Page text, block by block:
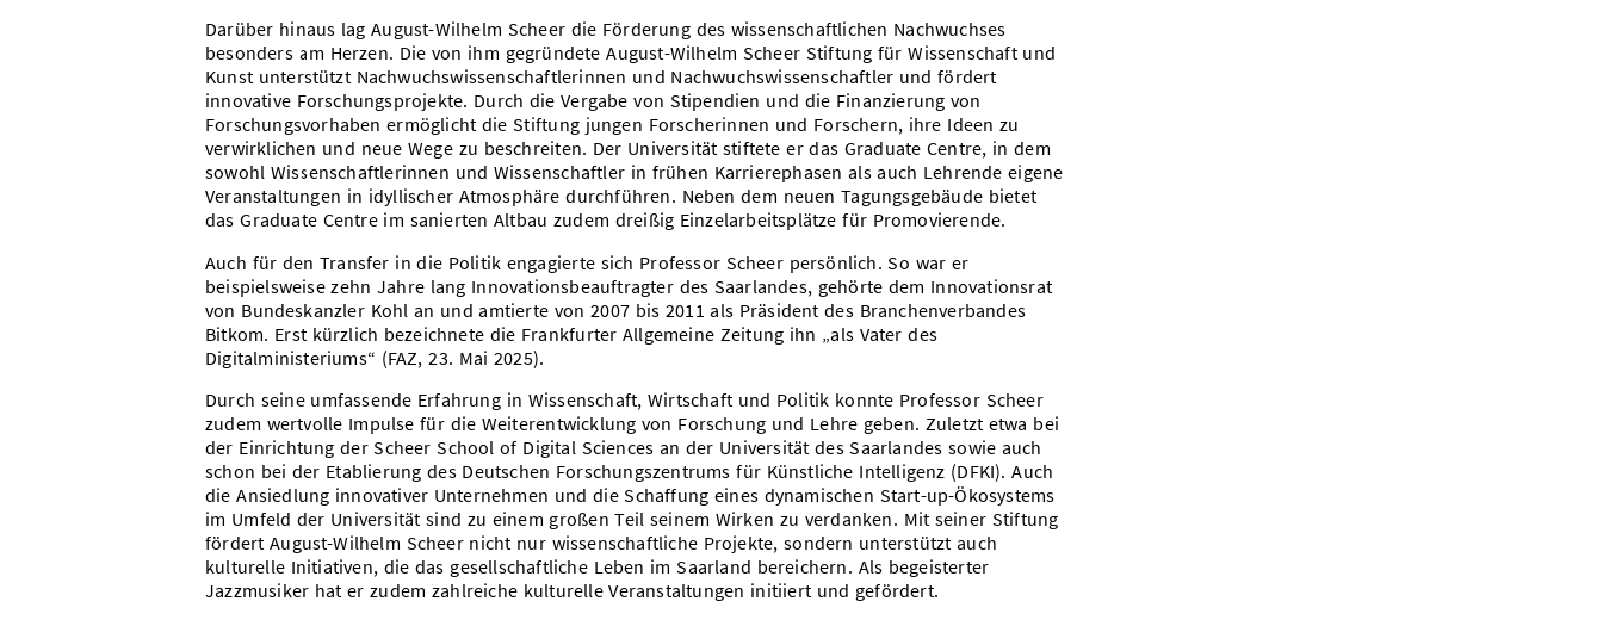
Darüber hinaus lag August-Wilhelm Scheer die Förderung des wissenschaftlichen Nachwuchses
besonders am Herzen. Die von ihm gegründete August-Wilhelm Scheer Stiftung für Wissenschaft und
Kunst unterstützt Nachwuchswissenschaftlerinnen und Nachwuchswissenschaftler und fördert
innovative Forschungsprojekte. Durch die Vergabe von Stipendien und die Finanzierung von
Forschungsvorhaben ermöglicht die Stiftung jungen Forscherinnen und Forschern, ihre Ideen zu
verwirklichen und neue Wege zu beschreiten. Der Universität stiftete er das Graduate Centre, in dem
sowohl Wissenschaftlerinnen und Wissenschaftler in frühen Karrierephasen als auch Lehrende eigene
Veranstaltungen in idyllischer Atmosphäre durchführen. Neben dem neuen Tagungsgebäude bietet
das Graduate Centre im sanierten Altbau zudem dreißig Einzelarbeitsplätze für Promovierende.
Auch für den Transfer in die Politik engagierte sich Professor Scheer persönlich. So war er
beispielsweise zehn Jahre lang Innovationsbeauftragter des Saarlandes, gehörte dem Innovationsrat
von Bundeskanzler Kohl an und amtierte von 2007 bis 2011 als Präsident des Branchenverbandes
Bitkom. Erst kürzlich bezeichnete die Frankfurter Allgemeine Zeitung ihn „als Vater des
Digitalministeriums“ (FAZ, 23. Mai 2025).
Durch seine umfassende Erfahrung in Wissenschaft, Wirtschaft und Politik konnte Professor Scheer
zudem wertvolle Impulse für die Weiterentwicklung von Forschung und Lehre geben. Zuletzt etwa bei
der Einrichtung der Scheer School of Digital Sciences an der Universität des Saarlandes sowie auch
schon bei der Etablierung des Deutschen Forschungszentrums für Künstliche Intelligenz (DFKI). Auch
die Ansiedlung innovativer Unternehmen und die Schaffung eines dynamischen Start-up-Ökosystems
im Umfeld der Universität sind zu einem großen Teil seinem Wirken zu verdanken. Mit seiner Stiftung
fördert August-Wilhelm Scheer nicht nur wissenschaftliche Projekte, sondern unterstützt auch
kulturelle Initiativen, die das gesellschaftliche Leben im Saarland bereichern. Als begeisterter
Jazzmusiker hat er zudem zahlreiche kulturelle Veranstaltungen initiiert und gefördert.